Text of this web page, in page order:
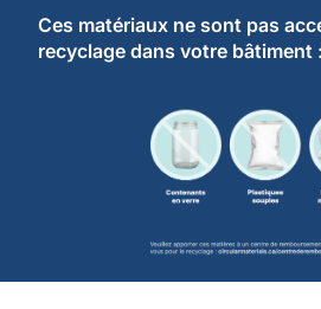
Ces matériaux ne sont pas
recyclage dans votre bâtiment :